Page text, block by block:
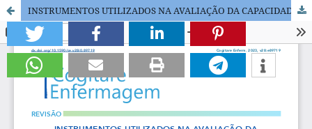
INSTRUMENTOS UTILIZADOS NA AVALIAÇÃO DA CAPACIDADE FUNCIONAL, FRAGILIDADE E SARCOPENIA EM IDOSOS: REVISÃO INTEGRATIVA